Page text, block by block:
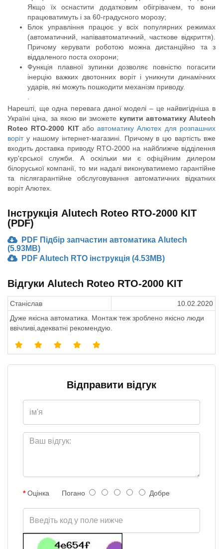
Якщо їх оснастити додатковим обігрівачем, то вони
працюватимуть і за 60-градусного морозу;
Блок управління працює у всіх популярних режимах
(автоматичний, напівавтоматичний, часткове відкриття).
Причому керувати роботою можна дистанційно та з
віддаленого поста охорони;
Функція плавної зупинки дозволяє повністю погасити
інерцію важких двотонних воріт і уникнути динамічних
ударів, які можуть пошкодити механізм приводу.
Нарешті, ще одна перевага даної моделі – це найвигідніша в
Україні ціна, за якою ви зможете купити автоматику Alutech
Roteo RTO-2000 KITабоавтоматику Алютех для розпашних
воріту нашому інтернет-магазині. Причому в цю вартість вже
входить доставка приводу RTO-2000 на найближче відділення
кур'єрської служби. А оскільки ми є офіційним дилером
білоруської компанії, то ми надалі виконуватимемо гарантійне
та післягарантійне обслуговування автоматичних відкатних
воріт Алютех.
Інструкція Alutech Roteo RTO-2000 KIT
(PDF)
PDF Підбір запчастин автоматика Alutech
(5.93MB)
PDF Alutech RTO інструкція (4.53MB)
Відгуки Alutech Roteo RTO-2000 KIT
Станіслав
10.02.2020
Дуже якісна автоматика. Монтаж теж зроблено якісно люди
ввічливі,адекватні рекомендую.
Відправити відгук
Оцінка Погано Добре